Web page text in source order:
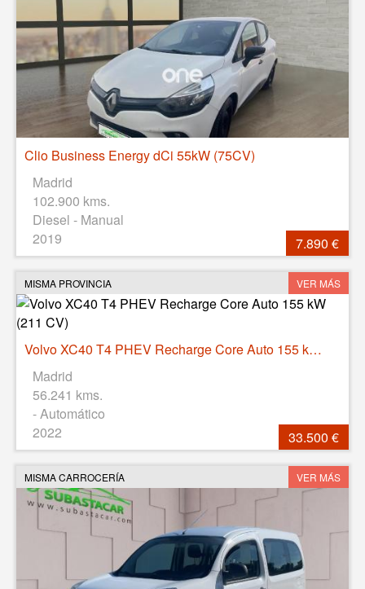
Clio Business Energy dCi 55kW (75CV)
Madrid
102.900 kms.
Diesel - Manual
2019
7.890 €
MISMA PROVINCIA VER MÁS
Volvo XC40 T4 PHEV Recharge Core Auto 155 kW (211 CV)
Madrid
56.241 kms.
- Automático
2022
33.500 €
MISMA CARROCERÍA VER MÁS